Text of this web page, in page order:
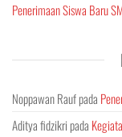
Penerimaan Siswa Baru
Noppawan Raufpada
Aditya fidzikripada